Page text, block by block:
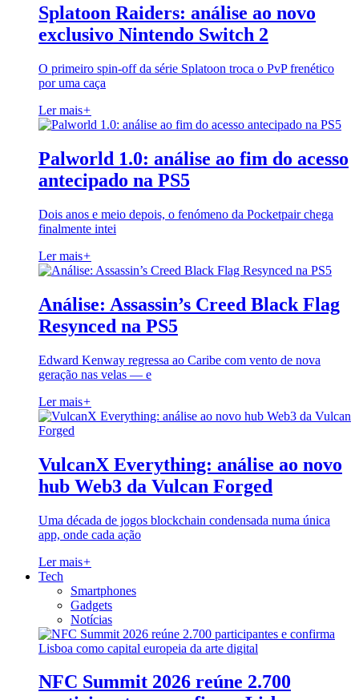
Splatoon Raiders: análise ao novo
exclusivo Nintendo Switch 2
O primeiro spin-off da série Splatoon troca o PvP frenético
por uma caça
Ler mais+
Palworld 1.0: análise ao fim do acesso
antecipado na PS5
Dois anos e meio depois, o fenómeno da Pocketpair chega
finalmente intei
Ler mais+
Análise: Assassin’s Creed Black Flag
Resynced na PS5
Edward Kenway regressa ao Caribe com vento de nova
geração nas velas — e
Ler mais+
VulcanX Everything: análise ao novo
hub Web3 da Vulcan Forged
Uma década de jogos blockchain condensada numa única
app, onde cada ação
Ler mais+
Tech
Smartphones
Gadgets
Notícias
NFC Summit 2026 reúne 2.700